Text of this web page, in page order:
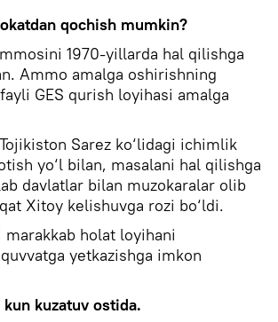
qochish mumkin?
1970-yillarda hal qilishga
Ammo amalga oshirishning
GES qurish loyihasi amalga
Sarez ko‘lidagi ichimlik
yo‘l bilan, masalani hal qilishga
davlatlar bilan muzokaralar olib
Xitoy kelishuvga rozi bo‘ldi.
marakkab holat loyihani
yetkazishga imkon
kuzatuv ostida.